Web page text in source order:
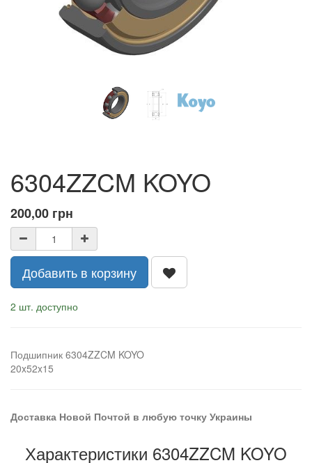
6304ZZCM KOYO
200,00 грн
Добавить в корзину
2 шт. доступно
Подшипник 6304ZZCM KOYO
20x52x15
Доставка Новой Почтой в любую точку Украины
Характеристики 6304ZZCM KOYO